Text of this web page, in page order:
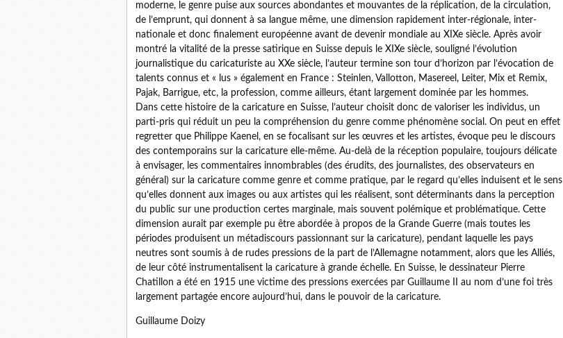
moderne, le genre puise aux sources abondantes et mouvantes de la réplication, de la circulation,
de l’emprunt, qui donnent à sa langue même, une dimension rapidement inter-régionale, inter-
nationale et donc finalement européenne avant de devenir mondiale au XIXe siècle. Après avoir
montré la vitalité de la presse satirique en Suisse depuis le XIXe siècle, souligné l’évolution
journalistique du caricaturiste au XXe siècle, l’auteur termine son tour d’horizon par l’évocation de
talents connus et « lus » également en France : Steinlen, Vallotton, Masereel, Leiter, Mix et Remix,
Pajak, Barrigue, etc, la profession, comme ailleurs, étant largement dominée par les hommes.
Dans cette histoire de la caricature en Suisse, l’auteur choisit donc de valoriser les individus, un
parti-pris qui réduit un peu la compréhension du genre comme phénomène social. On peut en effet
regretter que Philippe Kaenel, en se focalisant sur les œuvres et les artistes, évoque peu le discours
des contemporains sur la caricature elle-même. Au-delà de la réception populaire, toujours délicate
à envisager, les commentaires innombrables (des érudits, des journalistes, des observateurs en
général) sur la caricature comme genre et comme pratique, par le regard qu’elles induisent et le sens
qu’elles donnent aux images ou aux artistes qui les réalisent, sont déterminants dans la perception
du public sur une production certes marginale, mais souvent polémique et problématique. Cette
dimension aurait par exemple pu être abordée à propos de la Grande Guerre (mais toutes les
périodes produisent un métadiscours passionnant sur la caricature), pendant laquelle les pays
neutres sont soumis à de rudes pressions de la part de l’Allemagne notamment, alors que les Alliés,
de leur côté instrumentalisent la caricature à grande échelle. En Suisse, le dessinateur Pierre
Chatillon a été en 1915 une victime des pressions exercées par Guillaume II au nom d’une foi très
largement partagée encore aujourd’hui, dans le pouvoir de la caricature.
Guillaume Doizy